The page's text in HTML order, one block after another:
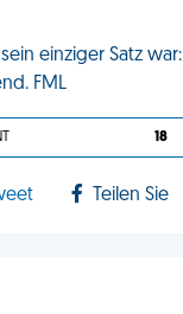
einziger Satz war:
FML
18
Teilen Sie